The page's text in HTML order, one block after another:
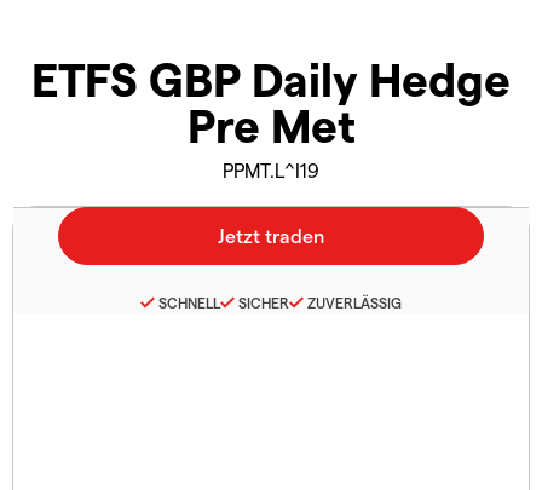
ETFS GBP Daily Hedge
Pre Met
PPMT.L^I19
SCHNELL SICHER ZUVERLÄSSIG